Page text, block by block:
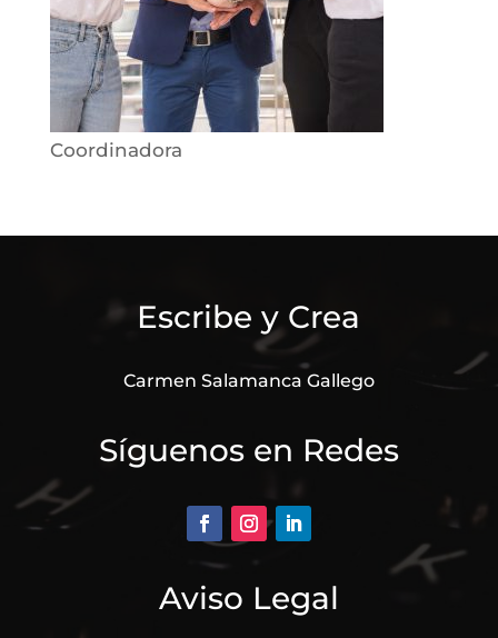
Coordinadora
Escribe y Crea
Carmen Salamanca Gallego
Síguenos en Redes
Aviso Legal